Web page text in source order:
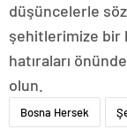
düşüncelerle
şehitlerimize bir
hatıraları
olun.
Bosna Hersek